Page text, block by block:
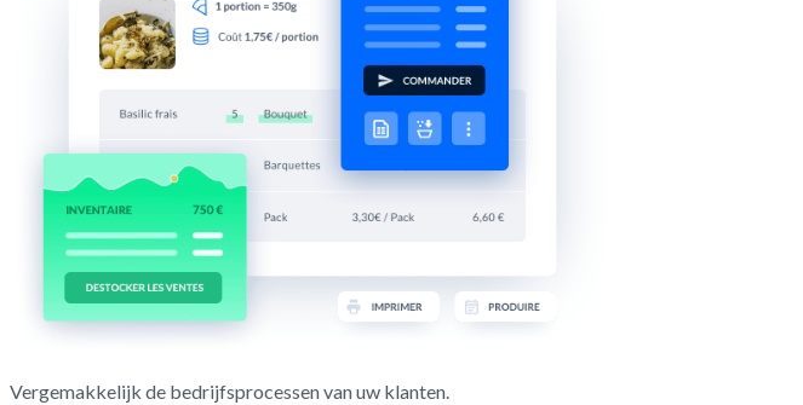
Vergemakkelijk de bedrijfsprocessen van uw klanten.